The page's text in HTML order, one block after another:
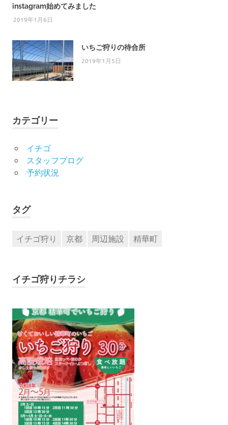
instagram始めてみました
2019年1月6日
いちご狩りの待合所
2019年1月5日
カテゴリー
イチゴ
スタッフブログ
予約状況
タグ
イチゴ狩り 京都 周辺施設 精華町
イチゴ狩りチラシ